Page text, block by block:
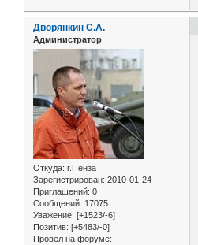
Дворянкин С.А.
Администратор
Откуда: г.Пенза
Зарегистрирован: 2010-01-24
Приглашений: 0
Сообщений: 17075
Уважение: [+1523/-6]
Позитив: [+5483/-0]
Провел на форуме: